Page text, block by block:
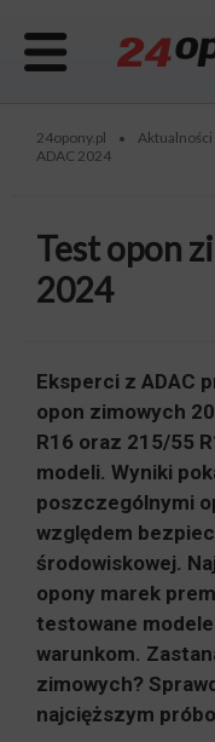
24opony.pl • Aktualności
ADAC 2024
Test opon
2024
Eksperci z ADAC
opon zimowych
R16 oraz 215/55
modeli. Wyniki
poszczególnymi
względem
środowiskowej.
opony marek
testowane
warunkom.
zimowych?
najcięższym